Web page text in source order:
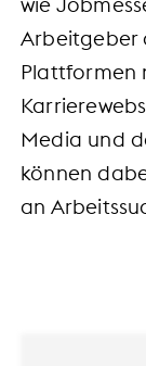
Arbeitgeber
Plattformen
Media und
können
an